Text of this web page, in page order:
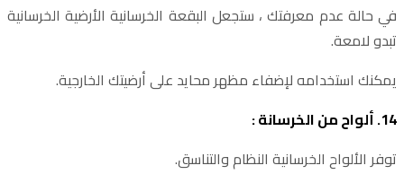
في حالة عدم معرفتك ، ستجعل البقعة الخرسانية الأرضية الخرسانية
تبدو لامعة.
يمكنك استخدامه لإضفاء مظهر محايد على أرضيتك الخارجية.
14. ألواح من الخرسانة :
توفر الألواح الخرسانية النظام والتناسق.